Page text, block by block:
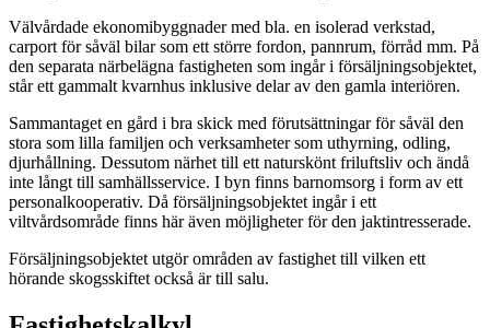
Välvårdade ekonomibyggnader med bla. en isolerad verkstad,
carport för såväl bilar som ett större fordon, pannrum, förråd mm. På
den separata närbelägna fastigheten som ingår i försäljningsobjektet,
står ett gammalt kvarnhus inklusive delar av den gamla interiören.
Sammantaget en gård i bra skick med förutsättningar för såväl den
stora som lilla familjen och verksamheter som uthyrning, odling,
djurhållning. Dessutom närhet till ett naturskönt friluftsliv och ändå
inte långt till samhällsservice. I byn finns barnomsorg i form av ett
personalkooperativ. Då försäljningsobjektet ingår i ett
viltvårdsområde finns här även möjligheter för den jaktintresserade.
Försäljningsobjektet utgör områden av fastighet till vilken ett
hörande skogsskiftet också är till salu.